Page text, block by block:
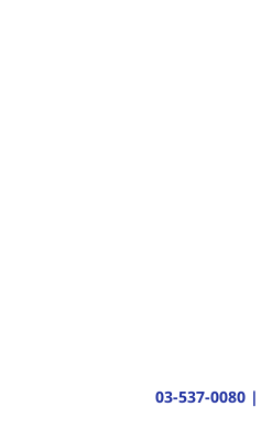
|
03-537-0080